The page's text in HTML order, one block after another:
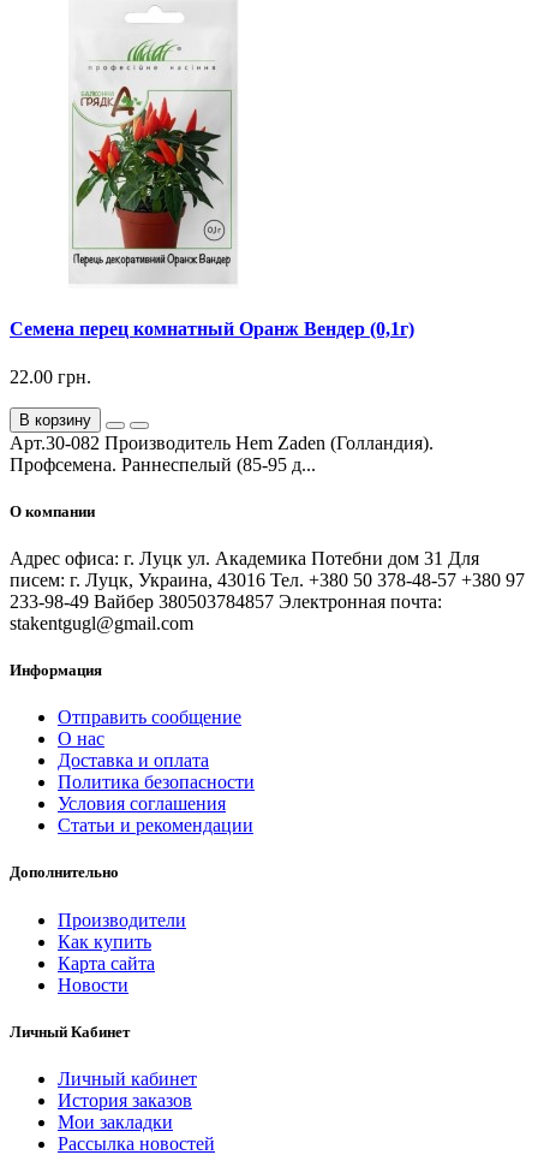
Семена перец комнатный Оранж Вендер (0,1г)
22.00 грн.
В корзину
Арт.30-082 Производитель Hem Zaden (Голландия).
Профсемена. Раннеспелый (85-95 д...
О компании
Адрес офиса: г. Луцк ул. Академика Потебни дом 31 Для
писем: г. Луцк, Украина, 43016 Тел. +380 50 378-48-57 +380 97
233-98-49 Вайбер 380503784857 Электронная почта:
stakentgugl@gmail.com
Информация
Отправить сообщение
О нас
Доставка и оплата
Политика безопасности
Условия соглашения
Статьи и рекомендации
Дополнительно
Производители
Как купить
Карта сайта
Новости
Личный Кабинет
Личный кабинет
История заказов
Мои закладки
Рассылка новостей